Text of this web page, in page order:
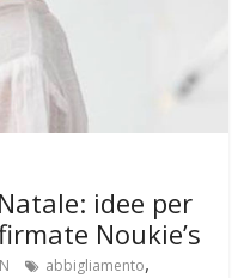
idee per
Noukie’s
abbigliamento,